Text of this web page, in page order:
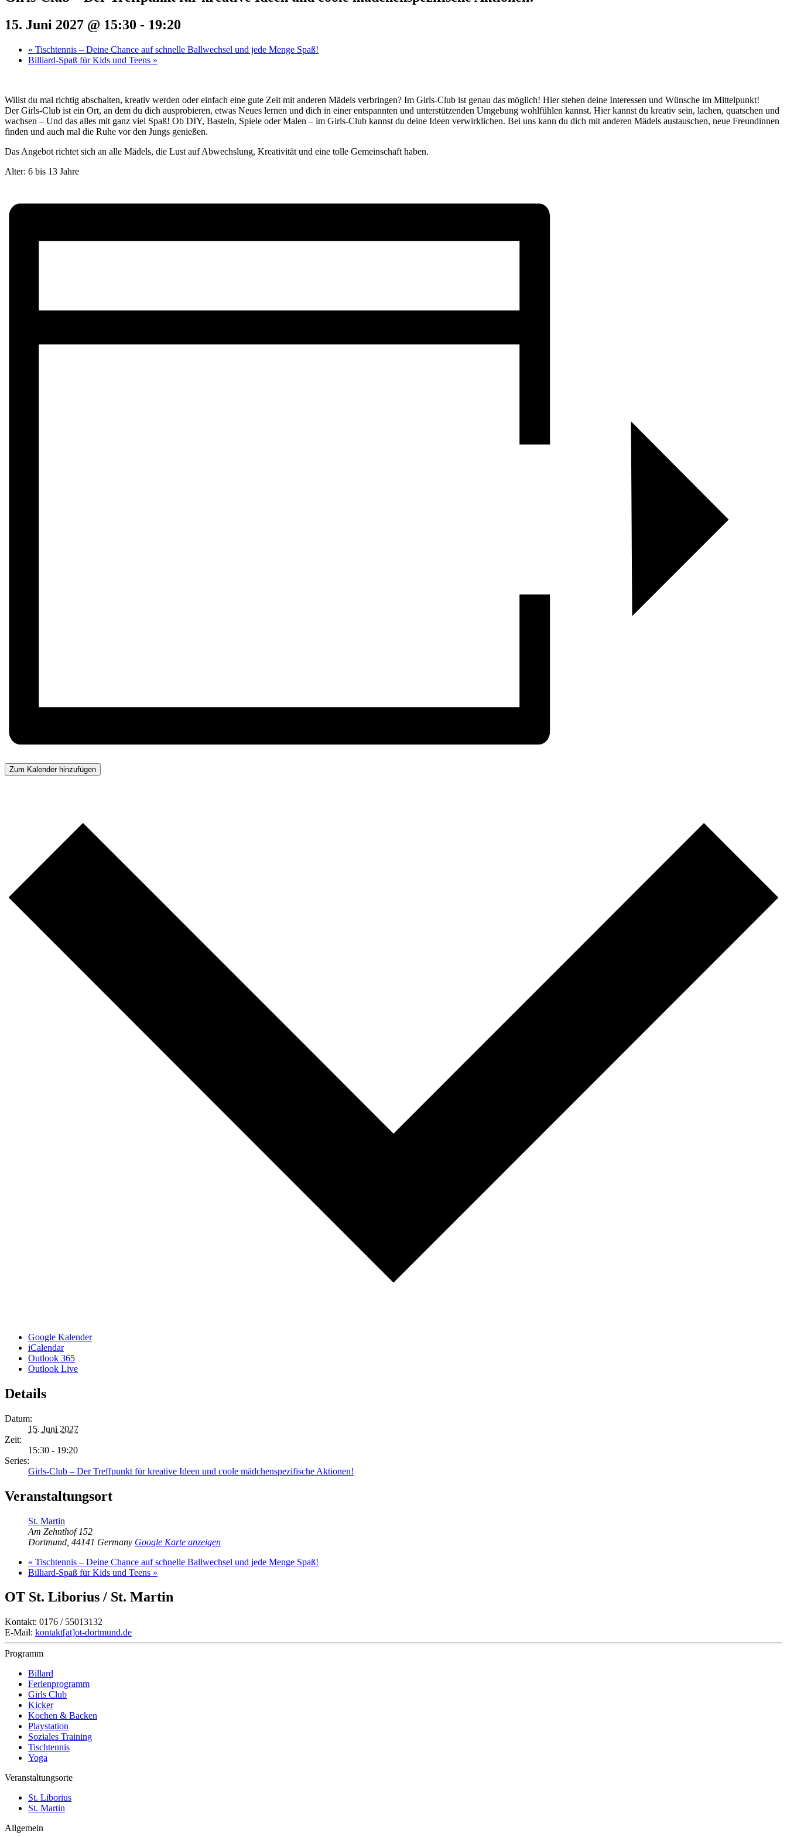
15. Juni 2027 @ 15:30 - 19:20
« Tischtennis – Deine Chance auf schnelle Ballwechsel und jede Menge Spaß!
Billiard-Spaß für Kids und Teens »
Willst du mal richtig abschalten, kreativ werden oder einfach eine gute Zeit mit anderen Mädels verbringen? Im Girls-Club ist genau das möglich! Hier stehen deine Interessen und Wünsche im Mittelpunkt!
Der Girls-Club ist ein Ort, an dem du dich ausprobieren, etwas Neues lernen und dich in einer entspannten und unterstützenden Umgebung wohlfühlen kannst. Hier kannst du kreativ sein, lachen, quatschen und
wachsen – Und das alles mit ganz viel Spaß! Ob DIY, Basteln, Spiele oder Malen – im Girls-Club kannst du deine Ideen verwirklichen. Bei uns kann du dich mit anderen Mädels austauschen, neue Freundinnen
finden und auch mal die Ruhe vor den Jungs genießen.
Das Angebot richtet sich an alle Mädels, die Lust auf Abwechslung, Kreativität und eine tolle Gemeinschaft haben.
Alter: 6 bis 13 Jahre
Zum Kalender hinzufügen
Google Kalender
iCalendar
Outlook 365
Outlook Live
Details
Datum:
15. Juni 2027
Zeit:
15:30 - 19:20
Series:
Girls-Club – Der Treffpunkt für kreative Ideen und coole mädchenspezifische Aktionen!
Veranstaltungsort
St. Martin
Am Zehnthof 152
Dortmund 44141 Germany Google Karte anzeigen
« Tischtennis – Deine Chance auf schnelle Ballwechsel und jede Menge Spaß!
Billiard-Spaß für Kids und Teens »
OT St. Liborius / St. Martin
Kontakt: 0176 / 55013132
E-Mail: kontakt[at]ot-dortmund.de
Programm
Billard
Ferienprogramm
Girls Club
Kicker
Kochen & Backen
Playstation
Soziales Training
Tischtennis
Yoga
Veranstaltungsorte
St. Liborius
St. Martin
Allgemein